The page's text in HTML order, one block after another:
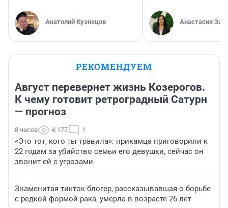
Анатолий Кузнецов Анастасия
РЕКОМЕНДУЕМ
Август перевернет жизнь Козерогов.
К чему готовит ретроградный Сатурн
— прогноз
8 часов 6 177 1
«Это тот, кого ты травила»: прикамца приговорили к
22 годам за убийство семьи его девушки, сейчас он
звонит ей с угрозами
Знаменитая тикток-блогер, рассказывавшая о борьбе
с редкой формой рака, умерла в возрасте 26 лет